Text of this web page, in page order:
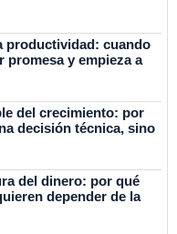
productividad: cuando
promesa y empieza a
del crecimiento: por
decisión técnica, sino
del dinero: por qué
depender de la